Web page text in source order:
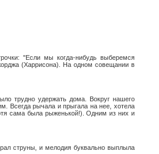
"Если мы когда-нибудь выберемся
(Харрисона). На одном совещании в
трудно удержать дома. Вокруг нашего
Всегда рычала и прыгала на нее, хотела
сама была рыженькой!). Одним из них и
струны, и мелодия буквально выплыла